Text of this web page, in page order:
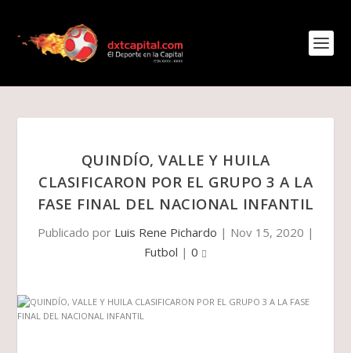
QUINDÍO, VALLE Y HUILA
CLASIFICARON POR EL GRUPO 3 A LA
FASE FINAL DEL NACIONAL INFANTIL
Publicado por Luis Rene Pichardo | Nov 15, 2020 |
Futbol | 0